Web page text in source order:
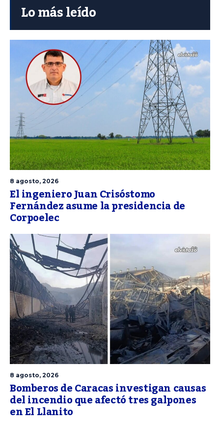
Lo más leído
8 agosto, 2026
El ingeniero Juan Crisóstomo
Fernández asume la presidencia de
Corpoelec
8 agosto, 2026
Bomberos de Caracas investigan causas
del incendio que afectó tres galpones
en El Llanito